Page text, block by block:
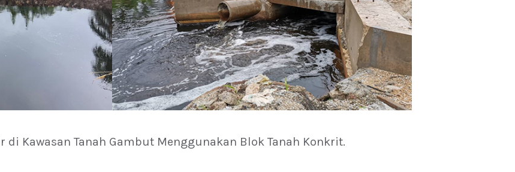
di Kawasan Tanah Gambut Menggunakan Blok Tanah Konkrit.